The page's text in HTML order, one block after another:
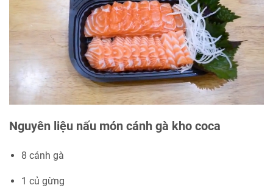
Nguyên liệu nấu món cánh gà kho coca
8 cánh gà
1 củ gừng